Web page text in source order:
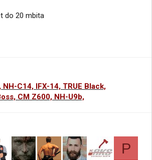
do 20 mbita
C14, IFX-14, TRUE Black,
CM Z600, NH-U9b,
P